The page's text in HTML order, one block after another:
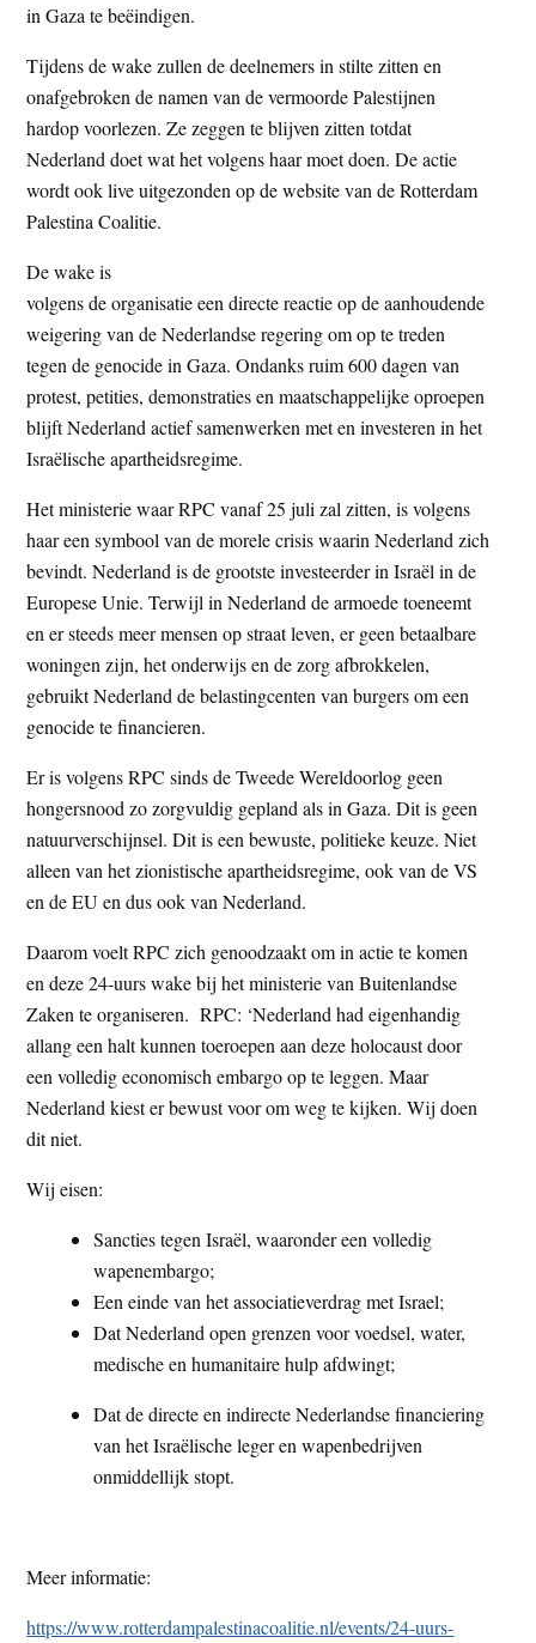
in Gaza te beëindigen.
Tijdens de wake zullen de deelnemers in stilte zitten en
onafgebroken de namen van de vermoorde Palestijnen
hardop voorlezen. Ze zeggen te blijven zitten totdat
Nederland doet wat het volgens haar moet doen. De actie
wordt ook live uitgezonden op de website van de Rotterdam
Palestina Coalitie.
De wake is
volgens de organisatie een directe reactie op de aanhoudende
weigering van de Nederlandse regering om op te treden
tegen de genocide in Gaza. Ondanks ruim 600 dagen van
protest, petities, demonstraties en maatschappelijke oproepen
blijft Nederland actief samenwerken met en investeren in het
Israëlische apartheidsregime.
Het ministerie waar RPC vanaf 25 juli zal zitten, is volgens
haar een symbool van de morele crisis waarin Nederland zich
bevindt. Nederland is de grootste investeerder in Israël in de
Europese Unie. Terwijl in Nederland de armoede toeneemt
en er steeds meer mensen op straat leven, er geen betaalbare
woningen zijn, het onderwijs en de zorg afbrokkelen,
gebruikt Nederland de belastingcenten van burgers om een
genocide te financieren.
Er is volgens RPC sinds de Tweede Wereldoorlog geen
hongersnood zo zorgvuldig gepland als in Gaza. Dit is geen
natuurverschijnsel. Dit is een bewuste, politieke keuze. Niet
alleen van het zionistische apartheidsregime, ook van de VS
en de EU en dus ook van Nederland.
Daarom voelt RPC zich genoodzaakt om in actie te komen
en deze 24-uurs wake bij het ministerie van Buitenlandse
Zaken te organiseren. RPC: ‘Nederland had eigenhandig
allang een halt kunnen toeroepen aan deze holocaust door
een volledig economisch embargo op te leggen. Maar
Nederland kiest er bewust voor om weg te kijken. Wij doen
dit niet.
Wij eisen:
Sancties tegen Israël, waaronder een volledig
wapenembargo;
Een einde van het associatieverdrag met Israel;
Dat Nederland open grenzen voor voedsel, water,
medische en humanitaire hulp afdwingt;
Dat de directe en indirecte Nederlandse financiering
van het Israëlische leger en wapenbedrijven
onmiddellijk stopt.
Meer informatie:
https://www.rotterdampalestinacoalitie.nl/events/24-uurs-